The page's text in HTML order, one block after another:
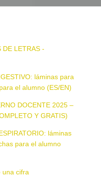
DE LETRAS -
láminas para
el alumno (ES/EN)
DOCENTE 2025 –
Y GRATIS)
láminas
para el alumno
una cifra